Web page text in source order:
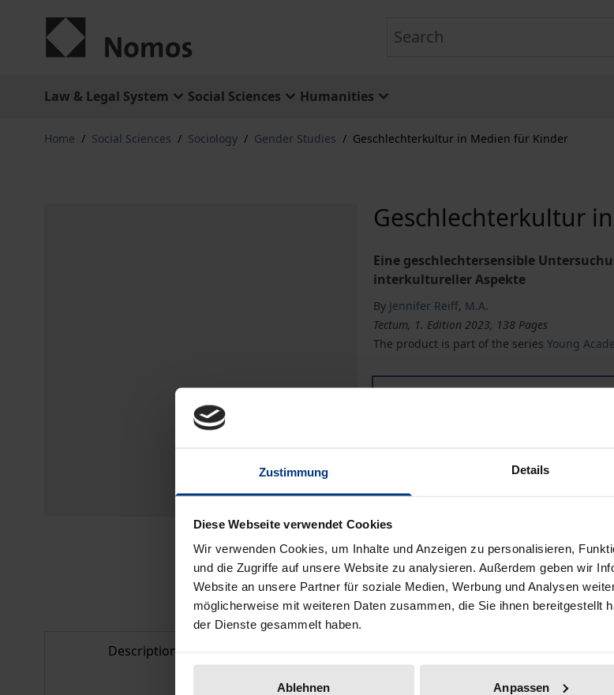
Zustimmung Details
Diese Webseite verwendet Cookies
Wir verwenden Cookies, um Inhalte und Anzeigen zu personalisieren,
und die Zugriffe auf unsere Website zu analysieren. Außerdem geben wir
Website an unsere Partner für soziale Medien, Werbung und Analysen
möglicherweise mit weiteren Daten zusammen, die Sie ihnen bereitgestellt
der Dienste gesammelt haben.
Ablehnen Anpassen
Law & Legal System Social Sciences Humanities
Home / Social Sciences / Sociology / Gender Studies / Geschlechterkultur in Medien für Kinder
Geschlechterkultur
Eine geschlechtersensible
interkultureller Aspekte
By Jennifer Reiff, M.A.
Tectum, 1. Edition 2023, 138 Pages
The product is part of the seriesYoung
Geschlechterkultur in Medien für Kinder
Prices include VAT. Depending on the
Add to Cart Add to Wish List
Delivery cost notice
Description